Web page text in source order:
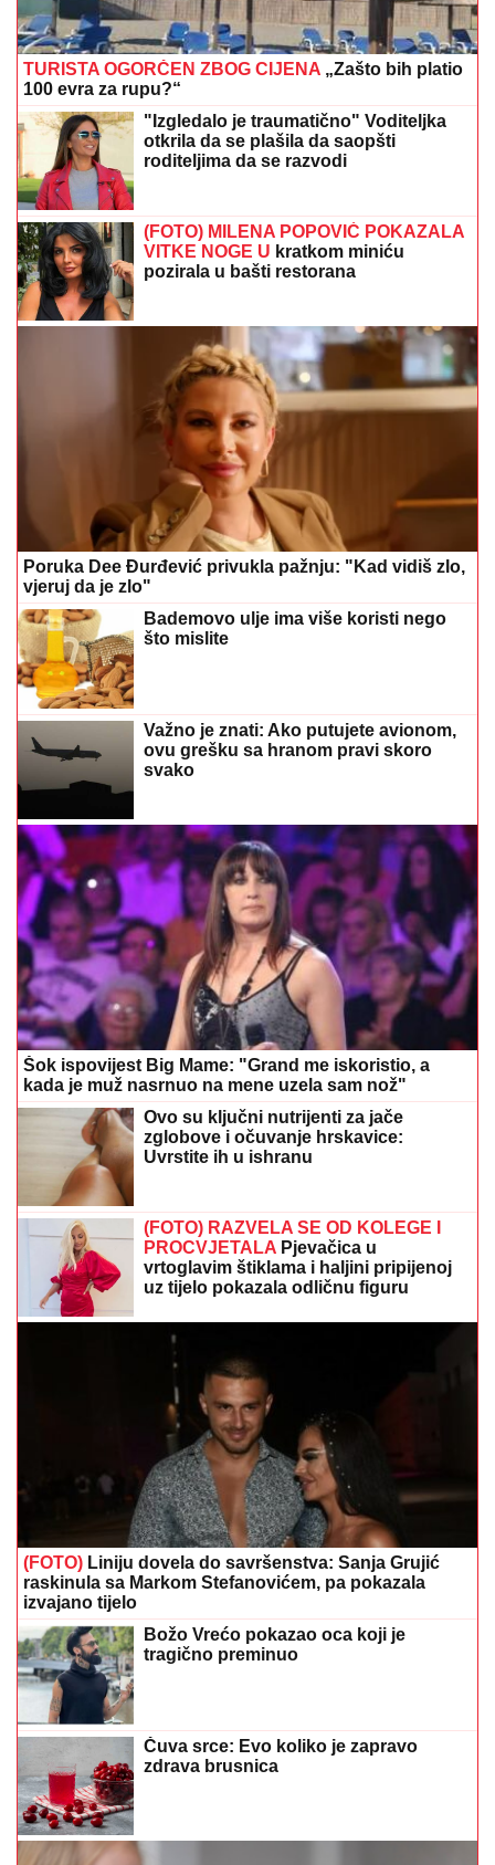
(FOTO) MILENA POPOVIĆ POKAZALA
VITKE NOGE Ukratkom miniću
pozirala u bašti restorana
Poruka Dee Đurđević privukla pažnju: "Kad vidiš zlo,
vjeruj da je zlo"
Bademovo ulje ima više koristi nego
što mislite
Važno je znati: Ako putujete avionom,
ovu grešku sa hranom pravi skoro
Šok ispovijest Big Mame: "Grand me iskoristio, a
kada je muž nasrnuo na mene uzela sam nož"
Ovo su ključni nutrijenti za jače
zglobove i očuvanje hrskavice:
Uvrstite ih u ishranu
(FOTO) RAZVELA SE OD KOLEGE I
PROCVJETALAPjevačica u
vrtoglavim štiklama i haljini pripijenoj
uz tijelo pokazala odličnu figuru
Liniju dovela do savršenstva: Sanja Grujić
raskinula sa Markom Stefanovićem, pa pokazala
Božo Vrećo pokazao oca koji je
tragično preminuo
Čuva srce: Evo koliko je zapravo
zdrava brusnica